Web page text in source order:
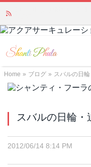
Home » ブログ » スバルの日
スバルの日輪・
2012/06/14 8:14 PM